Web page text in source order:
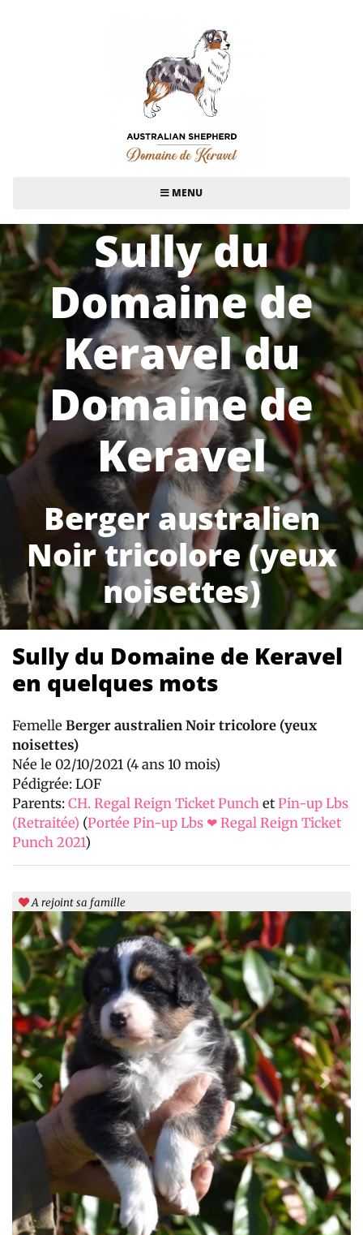
MENU
Sully du
Domaine de
Keravel du
Domaine de
Keravel
Berger australien
Noir tricolore (yeux
noisettes)
A rejoint sa famille
Previous Next
Sully du Domaine de Keravel
en quelques mots
Femelle Berger australien Noir tricolore (yeux
noisettes)
Née le 02/10/2021 (4 ans 10 mois)
Pédigrée: LOF
Parents: CH. Regal Reign Ticket Punch et Pin-up Lbs
(Retraitée) (Portée Pin-up Lbs ❤ Regal Reign Ticket
Punch 2021)